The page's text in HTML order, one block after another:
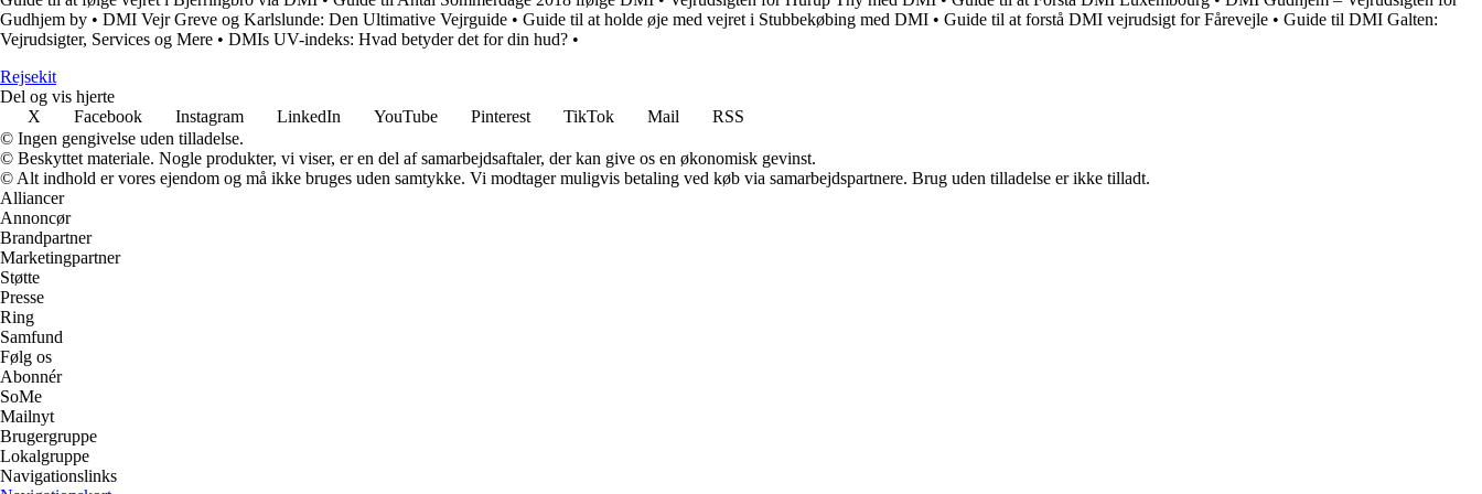
Gudhjem by • DMI Vejr Greve og Karlslunde: Den Ultimative Vejrguide • Guide til at holde øje med vejret i Stubbekøbing med DMI • Guide til at forstå DMI vejrudsigt for Fårevejle • Guide til DMI Galten:
Vejrudsigter, Services og Mere • DMIs UV-indeks: Hvad betyder det for din hud? •
Rejsekit
Del og vis hjerte
X
Facebook Instagram LinkedIn YouTube Pinterest TikTok Mail
RSS
© Ingen gengivelse uden tilladelse.
© Beskyttet materiale. Nogle produkter, vi viser, er en del af samarbejdsaftaler, der kan give os en økonomisk gevinst.
© Alt indhold er vores ejendom og må ikke bruges uden samtykke. Vi modtager muligvis betaling ved køb via samarbejdspartnere. Brug uden tilladelse er ikke tilladt.
Alliancer
Annoncør
Brandpartner
Marketingpartner
Støtte
Presse
Ring
Samfund
Følg os
Abonnér
SoMe
Mailnyt
Brugergruppe
Lokalgruppe
Navigationslinks